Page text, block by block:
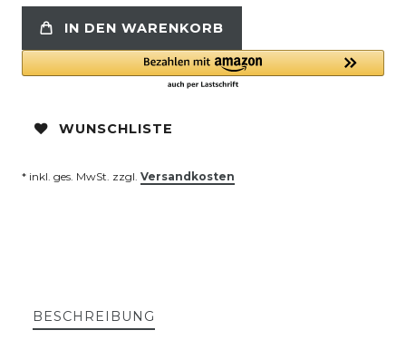
IN DEN WARENKORB
WUNSCHLISTE
* inkl. ges. MwSt. zzgl. Versandkosten
BESCHREIBUNG